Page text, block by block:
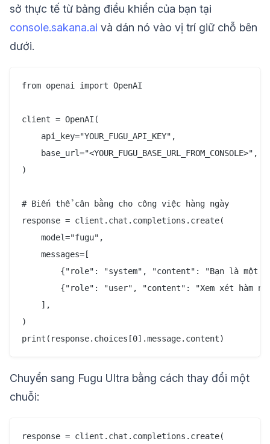
sở thực tế từ bảng điều khiển của bạn tại
console.sakana.ai và dán nó vào vị trí giữ chỗ bên
dưới.
from openai import OpenAI
client = OpenAI(
    api_key="YOUR_FUGU_API_KEY",
base_url="<YOUR_FUGU_BASE_URL_FROM_CONSOLE>",
)
# Biến thể cân bằng cho công việc hàng ngày
response = client.chat.completions.create(
    model="fugu",
    messages=[
{"role": "system", "content": "Bạn là một
{"role": "user", "content": "Xem xét hàm
    ],
)
Chuyển sang Fugu Ultra bằng cách thay đổi một
chuỗi:
response = client.chat.completions.create(